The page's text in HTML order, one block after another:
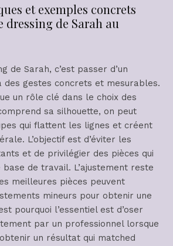
et exemples concrets
dressing de Sarah au
de Sarah, c’est passer d’un
des gestes concrets et mesurables.
un rôle clé dans le choix des
sa silhouette, on peut
qui flattent les lignes et créent
L’objectif est d’éviter les
et de privilégier des pièces qui
de travail. L’ajustement reste
meilleures pièces peuvent
mineurs pour obtenir une
pourquoi l’essentiel est d’oser
par un professionnel lorsque
un résultat qui matched